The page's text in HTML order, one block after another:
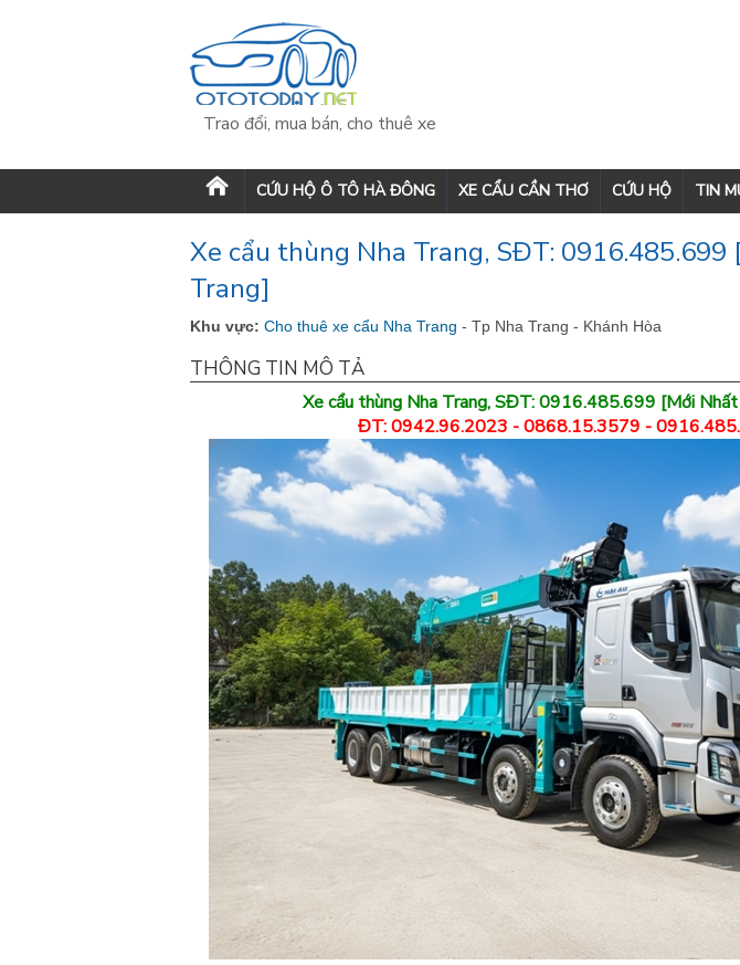
Trao đổi, mua bán, cho thuê xe
CỨU HỘ Ô TÔ HÀ ĐÔNG XE CẨU CẦN THƠ CỨU HỘ TIN
Xe cẩu thùng Nha Trang, SĐT: 0916.485.699
Trang]
Khu vực: Cho thuê xe cẩu Nha Trang - Tp Nha Trang - Khánh Hòa
THÔNG TIN MÔ TẢ
Xe cẩu thùng Nha Trang, SĐT: 0916.485.699 [Mới
ĐT: 0942.96.2023 - 0868.15.3579 -